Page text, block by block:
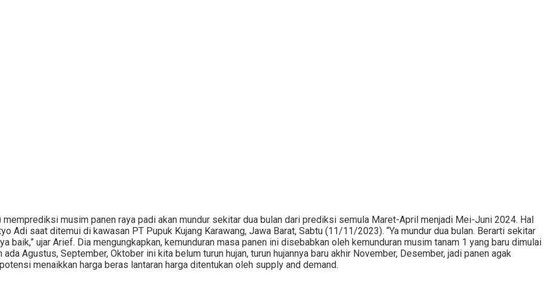
memprediksi musim panen raya padi akan mundur sekitar dua bulan dari prediksi semula Maret-April menjadi Mei-Juni 2024. Hal
Adi saat ditemui di kawasan PT Pupuk Kujang Karawang, Jawa Barat, Sabtu (11/11/2023). “Ya mundur dua bulan. Berarti sekitar
baik,” ujar Arief. Dia mengungkapkan, kemunduran masa panen ini disebabkan oleh kemunduran musim tanam 1 yang baru dimulai
Agustus, September, Oktober ini kita belum turun hujan, turun hujannya baru akhir November, Desember, jadi panen agak
menaikkan harga beras lantaran harga ditentukan oleh supply and demand.